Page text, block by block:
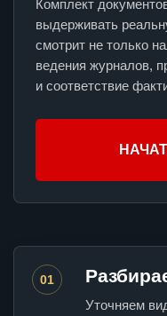
Комплект
выдерживать
смотрит не только
ведения журналов,
и соответствие
01
Уточняем